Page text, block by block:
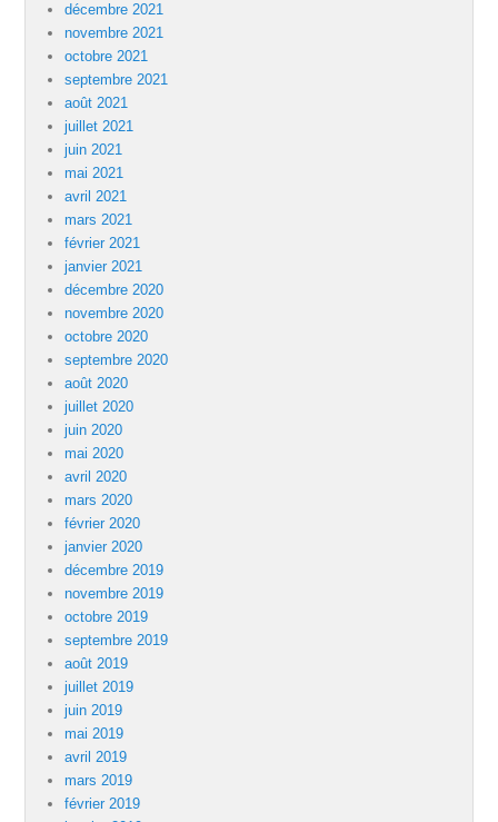
décembre 2021
novembre 2021
octobre 2021
septembre 2021
août 2021
juillet 2021
juin 2021
mai 2021
avril 2021
mars 2021
février 2021
janvier 2021
décembre 2020
novembre 2020
octobre 2020
septembre 2020
août 2020
juillet 2020
juin 2020
mai 2020
avril 2020
mars 2020
février 2020
janvier 2020
décembre 2019
novembre 2019
octobre 2019
septembre 2019
août 2019
juillet 2019
juin 2019
mai 2019
avril 2019
mars 2019
février 2019